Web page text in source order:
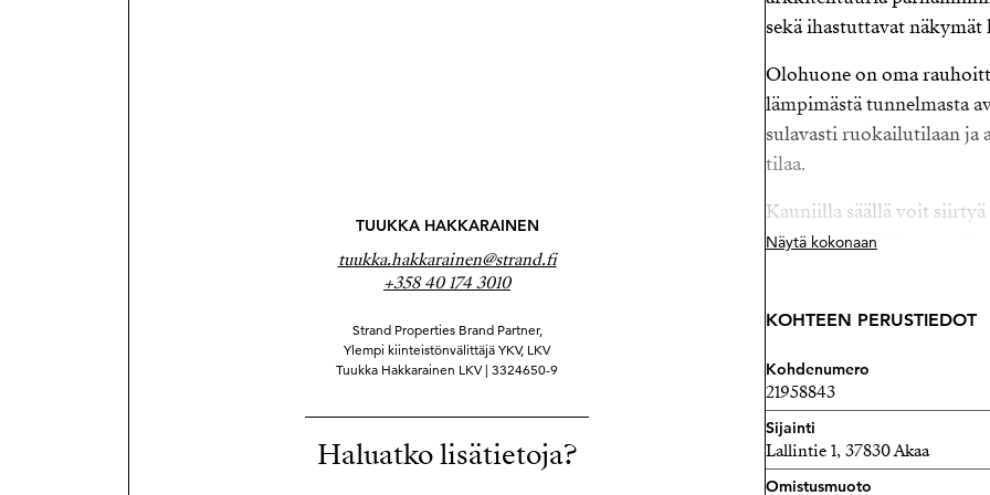
TUUKKA HAKKARAINEN
tuukka.hakkarainen@strand.fi
+358 40 174 3010
Strand Properties Brand Partner,
Ylempi kiinteistönvälittäjä YKV, LKV
Tuukka Hakkarainen LKV | 3324650-9
Haluatko lisätietoja?
sekä ihastuttavat
Olohuone on oma
lämpimästä tunnelmasta
sulavasti ruokailutilaan ja
tilaa.
Kauniilla säällä voit siirtyä
nauttimaan raikkaasta
Kolme makuuhuonetta
kaksi erillistä wc-tilaa
tarjoaa mahdollisuuden
Viialan alue tunnetaan
ulkoilumahdollisuudet.
Näytä kokonaan
KOHTEEN PERUSTIEDOT
Kohdenumero
21958843
Sijainti
Lallintie 1, 37830 Akaa
Omistusmuoto